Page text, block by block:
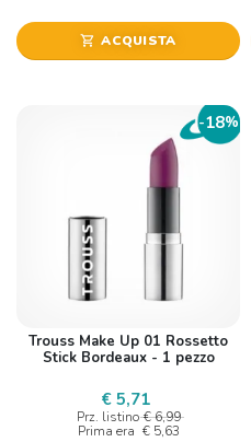
shopping_cart ACQUISTA
-18%
Trouss Make Up 01 Rossetto
Stick Bordeaux - 1 pezzo
€ 5,71
Prz. listino € 6,99
Prima era € 5,63